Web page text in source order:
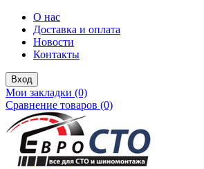
О нас
Доставка и оплата
Новости
Контакты
Вход
Мои закладки (0)
Сравнение товаров (0)